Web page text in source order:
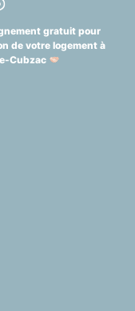
gratuit pour
de votre logement à
Cubzac